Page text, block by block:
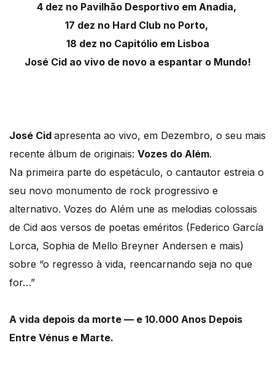
4 dez no Pavilhão Desportivo em Anadia,
17 dez no Hard Club no Porto,
18 dez no Capitólio em Lisboa
José Cid ao vivo de novo a espantar o Mundo!
José Cid apresenta ao vivo, em Dezembro, o seu mais
recente álbum de originais: Vozes do Além.
Na primeira parte do espetáculo, o cantautor estreia o
seu novo monumento de rock progressivo e
alternativo. Vozes do Além une as melodias colossais
de Cid aos versos de poetas eméritos (Federico García
Lorca, Sophia de Mello Breyner Andersen e mais)
sobre “o regresso à vida, reencarnando seja no que
for…”
A vida depois da morte — e 10.000 Anos Depois
Entre Vénus e Marte.